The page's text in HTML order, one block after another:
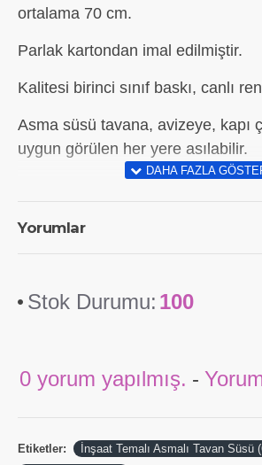
ortalama 70 cm.
Parlak kartondan imal edilmiştir.
Kalitesi birinci sınıf baskı, canlı
Asma süsü tavana, avizeye, kapı
uygun görülen her yere asılabilir.
Yorumlar
Stok Durumu: 100
0 yorum yapılmış. -
Etiketler:
İnşaat Temalı Asmalı Tavan Süsü